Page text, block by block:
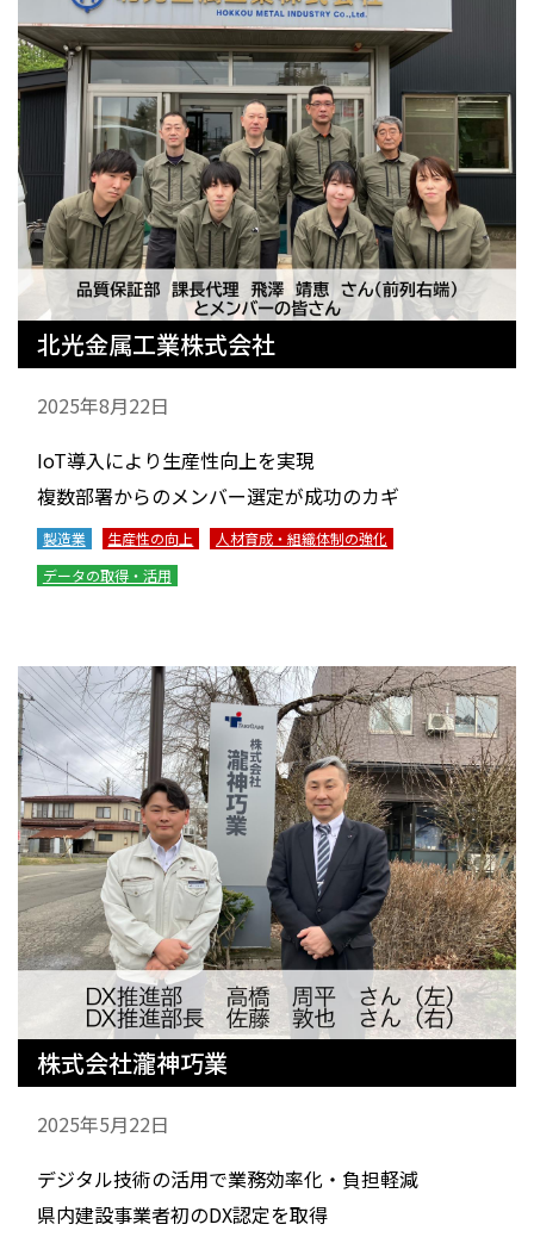
北光金属工業株式会社
2025年8月22日
IoT導入により生産性向上を実現
複数部署からのメンバー選定が成功のカギ
製造業 生産性の向上
人材育成・組織体制の強化
データの取得・活用
株式会社瀧神巧業
2025年5月22日
デジタル技術の活用で業務効率化・負担軽減
県内建設事業者初のDX認定を取得